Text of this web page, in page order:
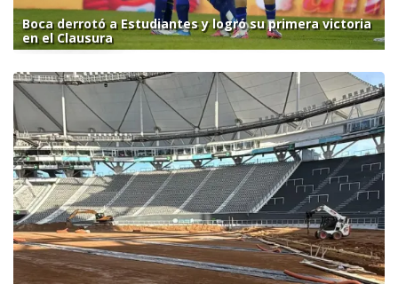
Boca derrotó a Estudiantes y logró su primera victoria
en el Clausura